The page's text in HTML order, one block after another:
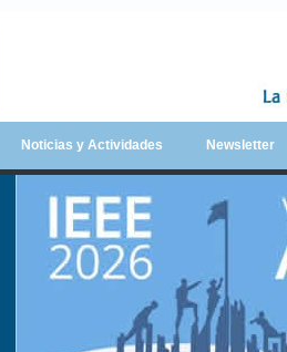
Noticias y Actividades Newsletter